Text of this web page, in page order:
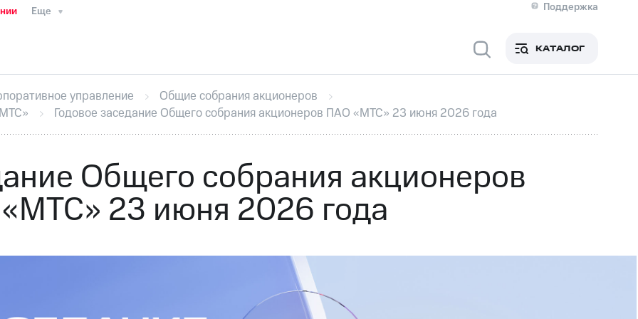
Еще
Поддержка
Медиа-центр
ИнтервьюФинансовая отчетностьКонтактыНовости в регионе
секретарьРаскрытие информацииИнформация акционерам
Документы
кабинет акционераАкционерный капиталКонтроль и аудитРынок акций
выкупа акцийДивидендыРынок облигаций Описание
Комплаенс и деловая этика
На главную
КАТАЛОГ
управление
Общие собрания акционеров
Годовое заседание Общего собрания акционеров ПАО «МТС» 23 июня 2026 года
Общего собрания акционеров
23 июня 2026 года